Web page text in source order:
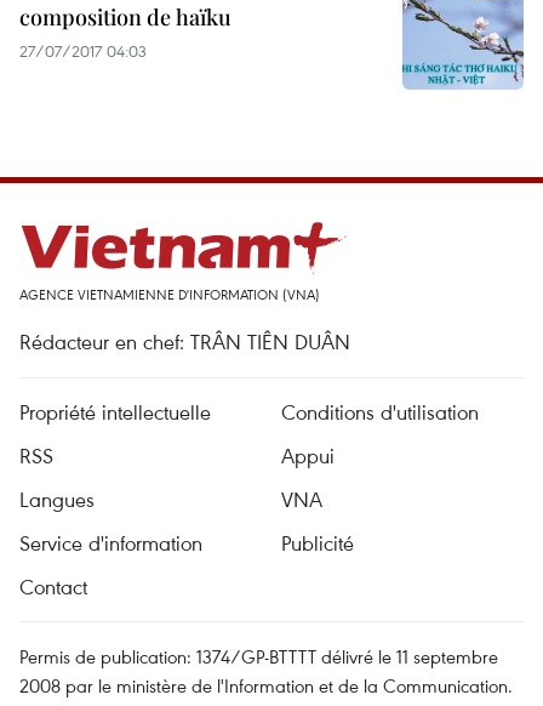
composition de haïku
27/07/2017 04:03
AGENCE VIETNAMIENNE D'INFORMATION (VNA)
Rédacteur en chef: TRÂN TIÊN DUÂN
Propriété intellectuelle
Conditions d'utilisation
RSS
Appui
Langues
VNA
Service d'information
Publicité
Contact
Permis de publication: 1374/GP-BTTTT délivré le 11 septembre
2008 par le ministère de l'Information et de la Communication.